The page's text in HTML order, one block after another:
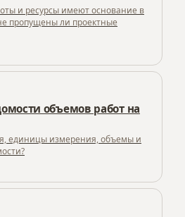
и ресурсы имеют основание в
пропущены ли проектные
объемов работ на
единицы измерения, объемы и